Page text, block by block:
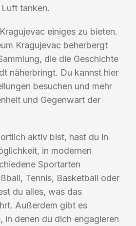
tanken.
einiges zu bieten.
Kragujevac beherbergt
die die Geschichte
näherbringt. Du kannst hier
besuchen und mehr
und Gegenwart der
aktiv bist, hast du in
in modernen
Sportarten
Tennis, Basketball oder
du alles, was das
Außerdem gibt es
in denen du dich engagieren